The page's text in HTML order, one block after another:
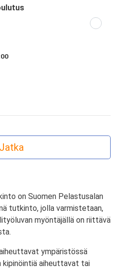
on Suomen Pelastusalan
tutkinto, jolla varmistetaan,
myöntäjällä on riittävä
ympäristössä
kipinöintiä aiheuttavat tai